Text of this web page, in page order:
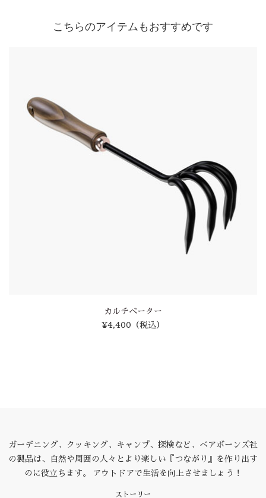
こちらのアイテムもおすすめです
カルチベーター
¥4,400 （税込）
ガーデニング、クッキング、キャンプ、探検など、ベアボーンズ社
の製品は、自然や周囲の人々とより楽しい『つながり』を作り出す
のに役立ちます。 アウトドアで生活を向上させましょう！
ストーリー